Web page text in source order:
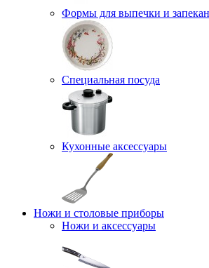
Формы для выпечки и
Специальная посуда
Кухонные аксессуары
Ножи и столовые приборы
Ножи и аксессуары